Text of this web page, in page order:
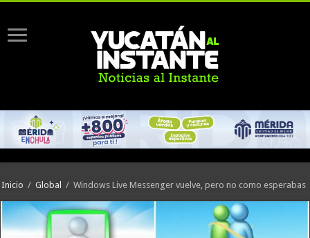
Inicio / Global / Windows Live Messenger vuelve, pero no como esperabas